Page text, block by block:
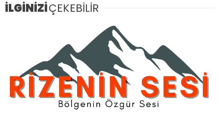
İLGİNİZİÇEKEBİLİR